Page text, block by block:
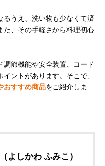
るうえ、洗い物も少なくて済
た、その手軽さから料理初心
調節機能や安全装置、コード
ントがあります。そこで、
おすすめ商品をご紹介しま
よしかわ ふみこ）